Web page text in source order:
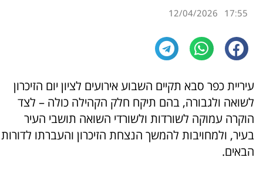
17:55
12/04/2026
עיריית כפר סבא תקיים השבוע אירועים לציון יום הזיכרון
לשואה ולגבורה, בהם תיקח חלק הקהילה כולה – לצד
הוקרה עמוקה לשורדות ולשורדי השואה תושבי העיר
בעיר, ולמחויבות להמשך הנצחת הזיכרון והעברתו לדורות
הבאים.